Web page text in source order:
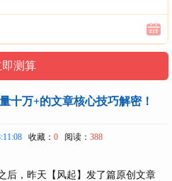
十万+的文章核心技巧解密！
收藏： 0阅读： 388
后，昨天【风起】发了篇原创文章